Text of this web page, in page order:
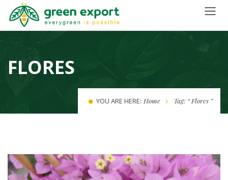
FLORES
YOU ARE HERE: Home Tag: “ Flores ”